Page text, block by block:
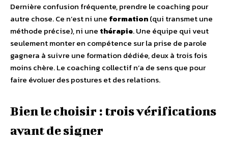
Dernière confusion fréquente, prendre le coaching pour
autre chose. Ce n’est ni une formation(qui transmet une
méthode précise), ni une thérapie. Une équipe qui veut
seulement monter en compétence sur la prise de parole
gagnera à suivre une formation dédiée, deux à trois fois
moins chère. Le coaching collectif n’a de sens que pour
faire évoluer des postures et des relations.
Bien le choisir : trois vérifications
avant de signer